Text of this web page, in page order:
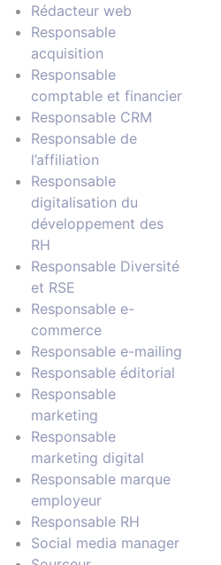
Rédacteur web
Responsable
acquisition
Responsable
comptable et financier
Responsable CRM
Responsable de
l’affiliation
Responsable
digitalisation du
développement des
RH
Responsable Diversité
et RSE
Responsable e-
commerce
Responsable e-mailing
Responsable éditorial
Responsable
marketing
Responsable
marketing digital
Responsable marque
employeur
Responsable RH
Social media manager